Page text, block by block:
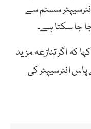
سسٹم سے
جا سکتا ہے۔
کہ اگر تنازعہ مزید
انٹرسیپٹر کی